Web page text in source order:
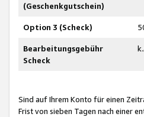
(Geschenkgutschein)
Option 3 (Scheck)
Bearbeitungsgebühr
Scheck
Sind auf Ihrem Konto für einen
Frist von sieben Tagen nach einer